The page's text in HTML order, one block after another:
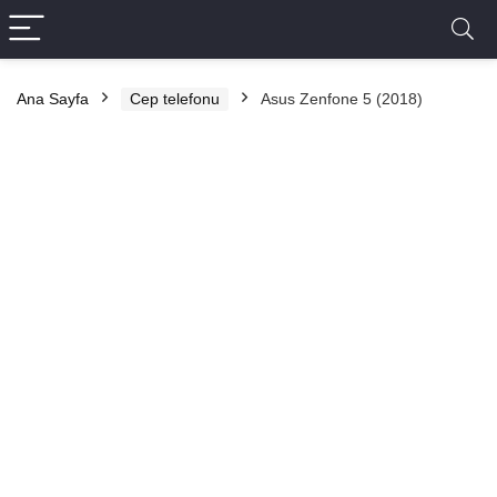
Ana Sayfa Cep telefonu Asus Zenfone 5 (2018)